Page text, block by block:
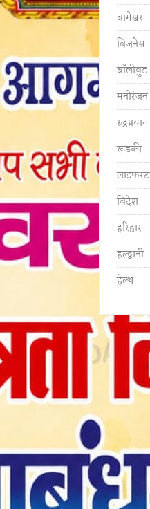
बागेश्वर
बिजनेस
बॉलीवुड
मनोरंजन
रुद्रप्रयाग
रूडकी
विदेश
हरिद्वार
हल्द्वानी
हेल्थ